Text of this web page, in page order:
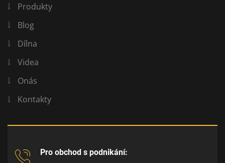
Produkty
Blog
Dílna
Videa
Onás
Kontakty
Pro obchod s podnikání: